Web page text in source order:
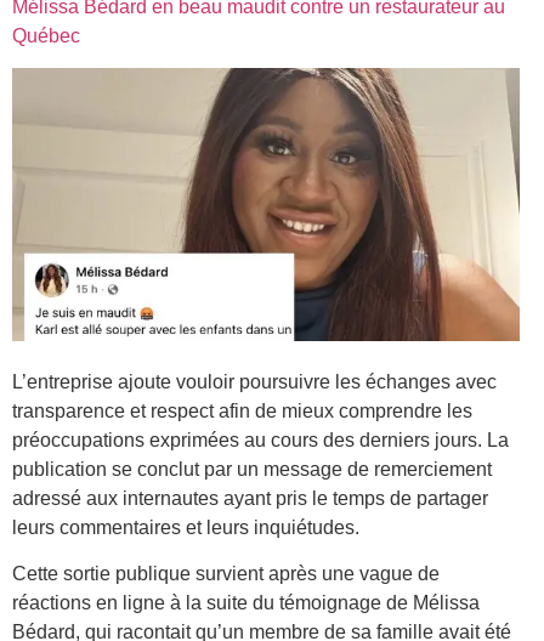
Mélissa Bédard en beau maudit contre un restaurateur au
Québec
L’entreprise ajoute vouloir poursuivre les échanges avec
transparence et respect afin de mieux comprendre les
préoccupations exprimées au cours des derniers jours. La
publication se conclut par un message de remerciement
adressé aux internautes ayant pris le temps de partager
leurs commentaires et leurs inquiétudes.
Cette sortie publique survient après une vague de
réactions en ligne à la suite du témoignage de Mélissa
Bédard, qui racontait qu’un membre de sa famille avait été